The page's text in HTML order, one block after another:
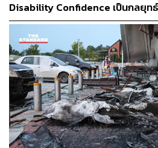
Disability Confidence เป็นกลยุทธ์
อนาคตแรงงานไทย